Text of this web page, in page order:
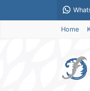
Home